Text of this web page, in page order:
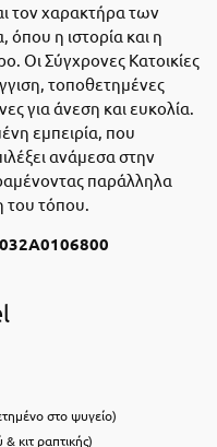
τον χαρακτήρα των
η ιστορία και η
Οι Σύγχρονες Κατοικίες
τοποθετημένες
για άνεση και ευκολία.
εμπειρία, που
ανάμεσα στην
παράλληλα
του τόπου.
στο ψυγείο)
κιτ ραπτικής)